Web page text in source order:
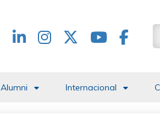
Redes
Alumni Internacional